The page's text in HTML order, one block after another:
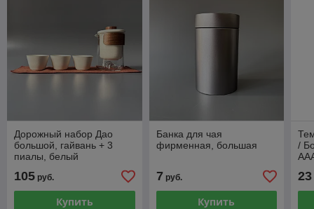
Дорожный набор Дао
большой, гайвань + 3
пиалы, белый
105 руб.
Купить
Банка для чая
фирменная, большая
7 руб.
Купить
/
23